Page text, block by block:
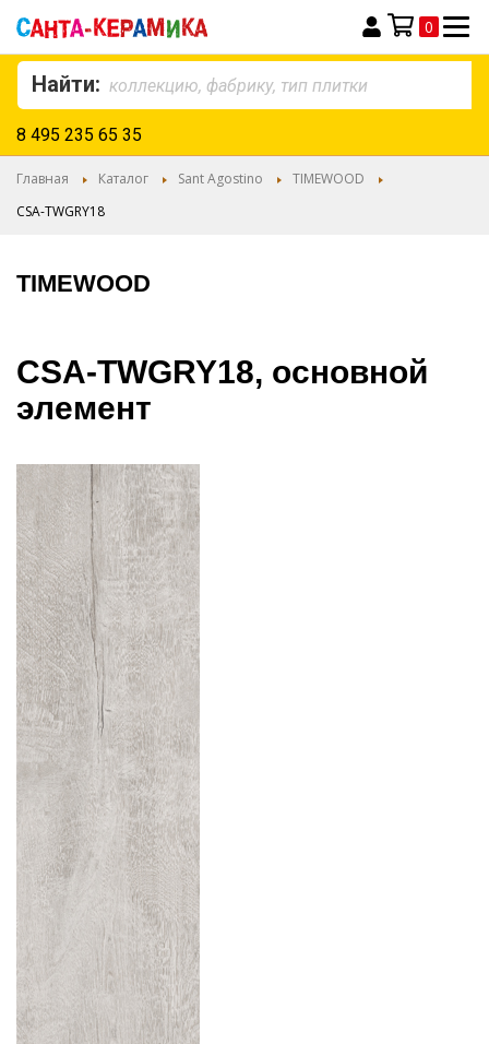
Моя корзина
0
Найти:
8 495 235 65 35
Главная Каталог Sant Agostino
TIMEWOOD
CSA-TWGRY18
TIMEWOOD
CSA-TWGRY18, основной
элемент